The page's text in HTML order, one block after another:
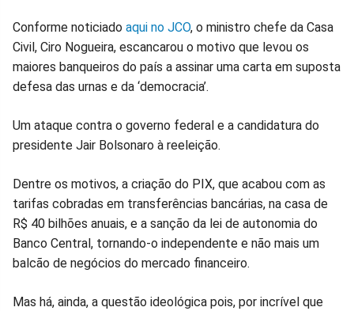
Conforme noticiado aqui no JCO, o ministro chefe da Casa
Civil, Ciro Nogueira, escancarou o motivo que levou os
maiores banqueiros do país a assinar uma carta em suposta
defesa das urnas e da ‘democracia’.
Um ataque contra o governo federal e a candidatura do
presidente Jair Bolsonaro à reeleição.
Dentre os motivos, a criação do PIX, que acabou com as
tarifas cobradas em transferências bancárias, na casa de
R$ 40 bilhões anuais, e a sanção da lei de autonomia do
Banco Central, tornando-o independente e não mais um
balcão de negócios do mercado financeiro.
Mas há, ainda, a questão ideológica pois, por incrível que